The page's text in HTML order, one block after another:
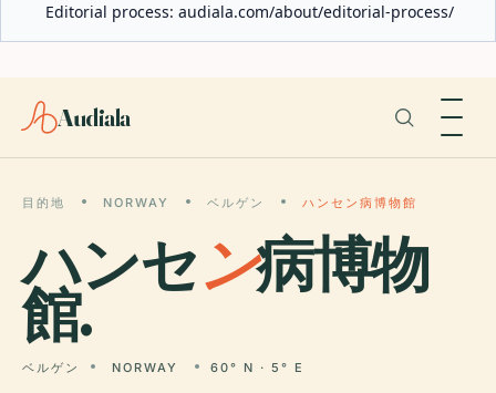
Editorial process: audiala.com/about/editorial-process/
Audiala
目的地 NORWAY ベルゲン ハンセン病博物館
ハンセン病博物
館.
ベルゲン NORWAY 60° N · 5° E